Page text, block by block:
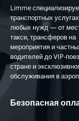
Limme
транспортных
любых нужд — от
такси, трансферов на
мероприятия и
водителей до VIP-
стране и
обслуживания в
Безопасная